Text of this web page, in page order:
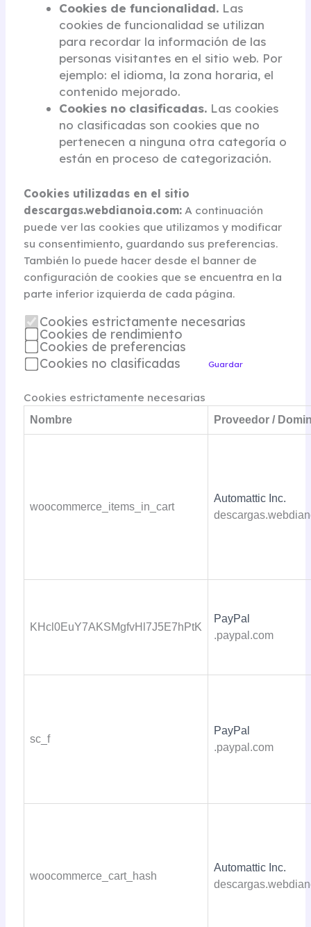
Cookies de funcionalidad.Las
cookies de funcionalidad se utilizan
para recordar la información de las
personas visitantes en el sitio web. Por
ejemplo: el idioma, la zona horaria, el
contenido mejorado.
Cookies no clasificadas.Las cookies
no clasificadas son cookies que no
pertenecen a ninguna otra categoría o
están en proceso de categorización.
Cookies utilizadas en el sitio
descargas.webdianoia.com:A continuación
puede ver las cookies que utilizamos y modificar
su consentimiento, guardando sus preferencias.
También lo puede hacer desde el banner de
configuración de cookies que se encuentra en la
parte inferior izquierda de cada página.
Cookies estrictamente necesarias
Cookies de rendimiento
Cookies de preferencias
Cookies no clasificadas
Guardar
Cookies estrictamente necesarias
Nombre Proveedor /
woocommerce_items_in_cart
Automattic Inc.
KHcl0EuY7AKSMgfvHl7J5E7hPtK
PayPal
.paypal.com
sc_f
PayPal
.paypal.com
woocommerce_cart_hash
Automattic Inc.